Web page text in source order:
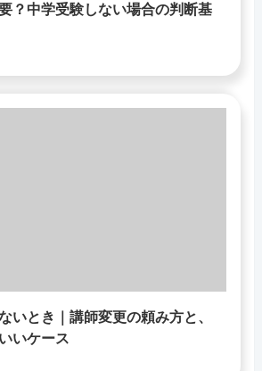
？中学受験しない場合の判断基
いとき｜講師変更の頼み方と、
いケース